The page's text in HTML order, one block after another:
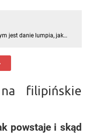
jest danie lumpia, jak
nazwie lu
filipińskie
powstaje i skąd